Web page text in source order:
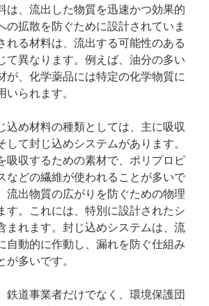
は、流出した物質を迅速かつ効果的
の拡散を防ぐために設計されていま
れる材料は、流出する可能性のある
て異なります。例えば、油分の多い
が、化学薬品には特定の化学物質に
られます。
込め材料の種類としては、主に吸収
して封じ込めシステムがあります。
吸収するための素材で、ポリプロピ
などの繊維が使われることが多いで
流出物質の広がりを防ぐための物理
す。これには、特別に設計されたシ
まれます。封じ込めシステムは、流
自動的に作動し、漏れを防ぐ仕組み
が多いです。
鉄道事業者だけでなく、環境保護団